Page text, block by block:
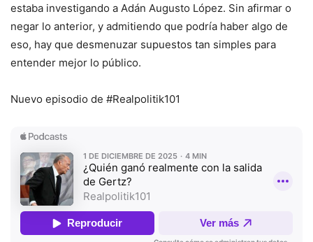
estaba investigando a Adán Augusto López. Sin afirmar o
negar lo anterior, y admitiendo que podría haber algo de
eso, hay que desmenuzar supuestos tan simples para
entender mejor lo público.
Nuevo episodio de #Realpolitik101